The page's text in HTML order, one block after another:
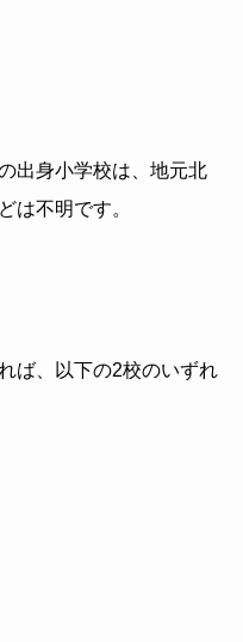
出身小学校は、地元北
は不明です。
ば、以下の2校のいずれ